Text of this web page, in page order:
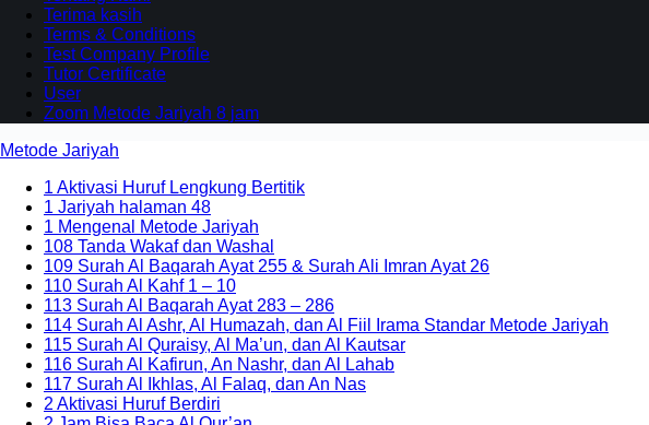
Terima kasih
Terms & Conditions
Test Company Profile
Tutor Certificate
User
Zoom Metode Jariyah 8 jam
Metode Jariyah
1 Aktivasi Huruf Lengkung Bertitik
1 Jariyah halaman 48
1 Mengenal Metode Jariyah
108 Tanda Wakaf dan Washal
109 Surah Al Baqarah Ayat 255 & Surah Ali Imran Ayat 26
110 Surah Al Kahf 1 – 10
113 Surah Al Baqarah Ayat 283 – 286
114 Surah Al Ashr, Al Humazah, dan Al Fiil Irama Standar Metode Jariyah
115 Surah Al Quraisy, Al Ma’un, dan Al Kautsar
116 Surah Al Kafirun, An Nashr, dan Al Lahab
117 Surah Al Ikhlas, Al Falaq, dan An Nas
2 Aktivasi Huruf Berdiri